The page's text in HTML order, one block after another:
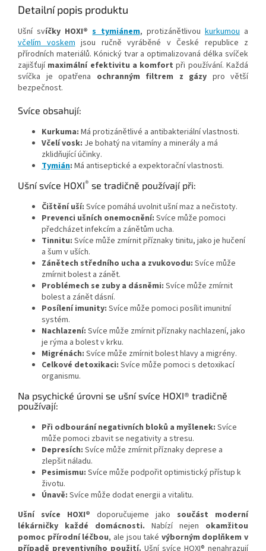
Detailní popis produktu
Ušní svíčky HOXI®s tymiánem, protizánětlivou kurkumoua
včelím voskemjsou ručně vyráběné v České republice z
přírodních materiálů. Kónický tvar a optimalizovaná délka svíček
zajišťují maximální efektivitu a komfort při používání. Každá
svíčka je opatřena ochranným filtrem z gázy pro větší
bezpečnost.
Svíce obsahují:
Kurkuma: Má protizánětlivé a antibakteriální vlastnosti.
Včelí vosk: Je bohatý na vitamíny a minerály a má
zklidňující účinky.
Tymián: Má antiseptické a expektorační vlastnosti.
Ušní svíce HOXI® se tradičně používají při:
Čištění uší: Svíce pomáhá uvolnit ušní maz a nečistoty.
Prevenci ušních onemocnění: Svíce může pomoci
předcházet infekcím a zánětům ucha.
Tinnitu: Svíce může zmírnit příznaky tinitu, jako je hučení
a šum v uších.
Zánětech středního ucha a zvukovodu: Svíce může
zmírnit bolest a zánět.
Problémech se zuby a dásněmi: Svíce může zmírnit
bolest a zánět dásní.
Posílení imunity: Svíce může pomoci posílit imunitní
systém.
Nachlazení: Svíce může zmírnit příznaky nachlazení, jako
je rýma a bolest v krku.
Migrénách: Svíce může zmírnit bolest hlavy a migrény.
Celkové detoxikaci: Svíce může pomoci s detoxikací
organismu.
Na psychické úrovni se ušní svíce HOXI® tradičně
používají:
Při odbourání negativních bloků a myšlenek: Svíce
může pomoci zbavit se negativity a stresu.
Depresích: Svíce může zmírnit příznaky deprese a
zlepšit náladu.
Pesimismu: Svíce může podpořit optimistický přístup k
životu.
Únavě: Svíce může dodat energii a vitalitu.
Ušní svíce HOXI® doporučujeme jako součást moderní
lékárničky každé domácnosti. Nabízí nejen okamžitou
pomoc přírodní léčbou, ale jsou také výborným doplňkem v